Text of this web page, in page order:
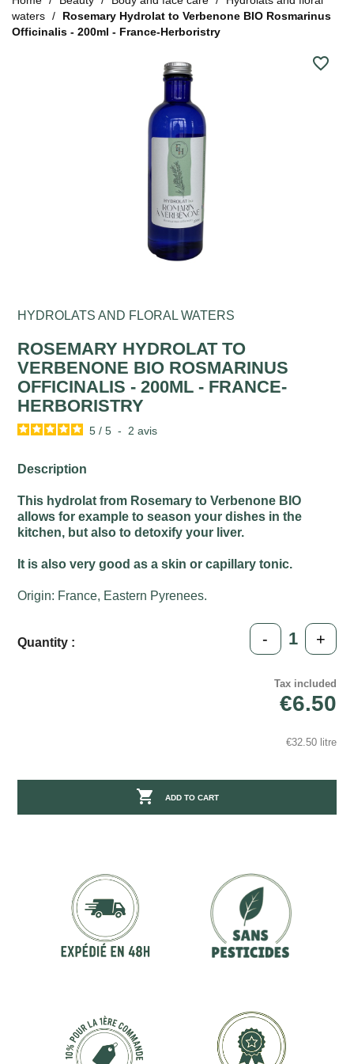
waters
Rosemary Hydrolat to Verbenone BIO Rosmarinus
Officinalis - 200ml - France-Herboristry
favorite_border
HYDROLATS AND FLORAL WATERS
ROSEMARY HYDROLAT TO
VERBENONE BIO ROSMARINUS
OFFICINALIS - 200ML - FRANCE-
HERBORISTRY
5 / 5 - 2avis
Description
This hydrolat from Rosemary to Verbenone BIO
allows for example to season your dishes in the
kitchen, but also to detoxify your liver.
It is also very good as a skin or capillary tonic.
Origin: France, Eastern Pyrenees.
Quantity : - +
Tax included
€6.50
€32.50 litre
 ADD TO CART